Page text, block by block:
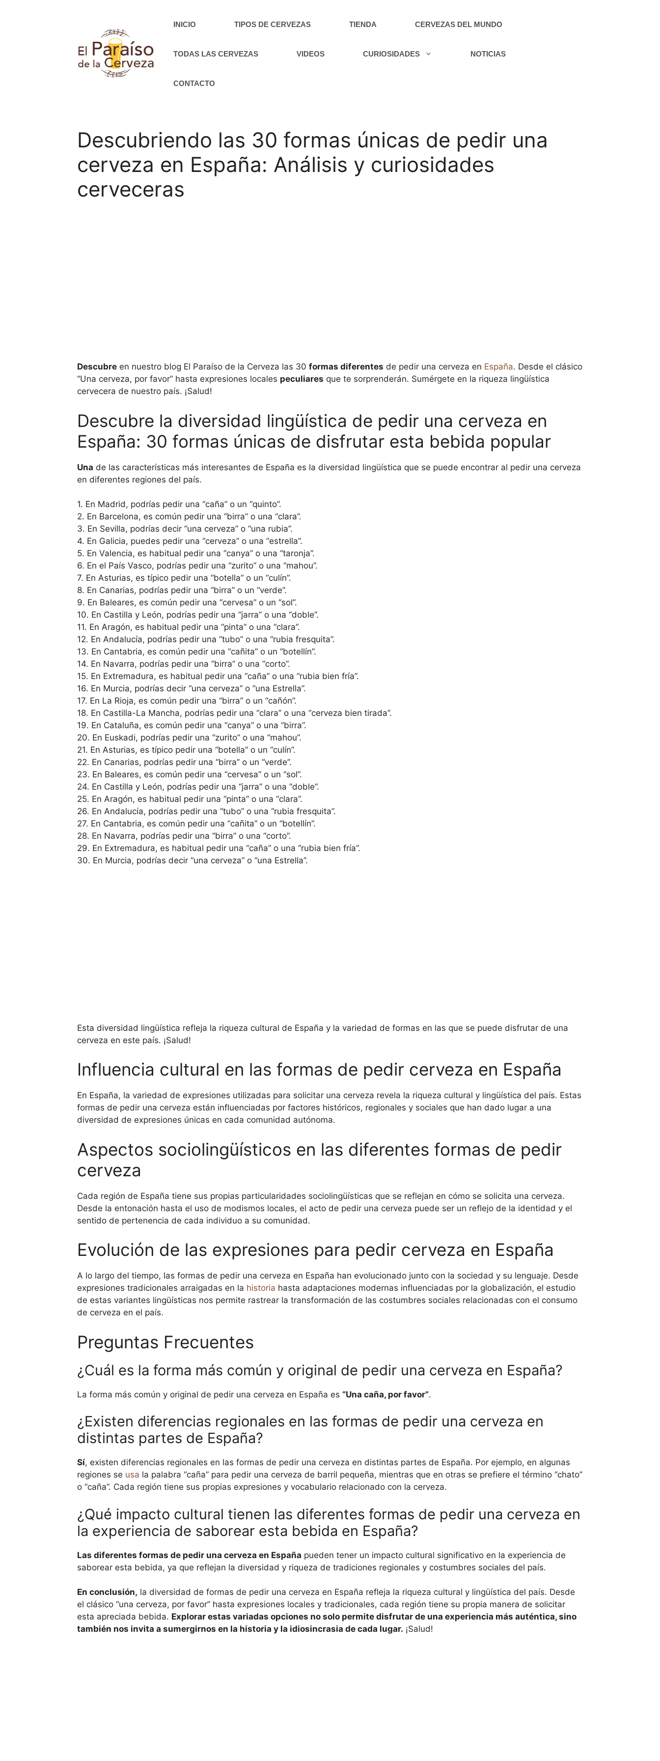
INICIO TIPOS DE CERVEZAS TIENDA CERVEZAS DEL MUNDO
TODAS LAS CERVEZAS VIDEOS CURIOSIDADES NOTICIAS
CONTACTO
Descubriendo las 30 formas únicas de pedir una
cerveza en España: Análisis y curiosidades
cerveceras
Descubre en nuestro blog El Paraíso de la Cerveza las 30 formas diferentes de pedir una cerveza en España. Desde el clásico
“Una cerveza, por favor” hasta expresiones locales peculiares que te sorprenderán. Sumérgete en la riqueza lingüística
cervecera de nuestro país. ¡Salud!
Descubre la diversidad lingüística de pedir una cerveza en
España: 30 formas únicas de disfrutar esta bebida popular
Una de las características más interesantes de España es la diversidad lingüística que se puede encontrar al pedir una cerveza
en diferentes regiones del país.
1. En Madrid, podrías pedir una “caña” o un “quinto”.
2. En Barcelona, es común pedir una “birra” o una “clara”.
3. En Sevilla, podrías decir “una cerveza” o “una rubia”.
4. En Galicia, puedes pedir una “cerveza” o una “estrella”.
5. En Valencia, es habitual pedir una “canya” o una “taronja”.
6. En el País Vasco, podrías pedir una “zurito” o una “mahou”.
7. En Asturias, es típico pedir una “botella” o un “culín”.
8. En Canarias, podrías pedir una “birra” o un “verde”.
9. En Baleares, es común pedir una “cervesa” o un “sol”.
10. En Castilla y León, podrías pedir una “jarra” o una “doble”.
11. En Aragón, es habitual pedir una “pinta” o una “clara”.
12. En Andalucía, podrías pedir una “tubo” o una “rubia fresquita”.
13. En Cantabria, es común pedir una “cañita” o un “botellín”.
14. En Navarra, podrías pedir una “birra” o una “corto”.
15. En Extremadura, es habitual pedir una “caña” o una “rubia bien fría”.
16. En Murcia, podrías decir “una cerveza” o “una Estrella”.
17. En La Rioja, es común pedir una “birra” o un “cañón”.
18. En Castilla-La Mancha, podrías pedir una “clara” o una “cerveza bien tirada”.
19. En Cataluña, es común pedir una “canya” o una “birra”.
20. En Euskadi, podrías pedir una “zurito” o una “mahou”.
21. En Asturias, es típico pedir una “botella” o un “culín”.
22. En Canarias, podrías pedir una “birra” o un “verde”.
23. En Baleares, es común pedir una “cervesa” o un “sol”.
24. En Castilla y León, podrías pedir una “jarra” o una “doble”.
25. En Aragón, es habitual pedir una “pinta” o una “clara”.
26. En Andalucía, podrías pedir una “tubo” o una “rubia fresquita”.
27. En Cantabria, es común pedir una “cañita” o un “botellín”.
28. En Navarra, podrías pedir una “birra” o una “corto”.
29. En Extremadura, es habitual pedir una “caña” o una “rubia bien fría”.
30. En Murcia, podrías decir “una cerveza” o “una Estrella”.
Esta diversidad lingüística refleja la riqueza cultural de España y la variedad de formas en las que se puede disfrutar de una
cerveza en este país. ¡Salud!
Influencia cultural en las formas de pedir cerveza en España
En España, la variedad de expresiones utilizadas para solicitar una cerveza revela la riqueza cultural y lingüística del país. Estas
formas de pedir una cerveza están influenciadas por factores históricos, regionales y sociales que han dado lugar a una
diversidad de expresiones únicas en cada comunidad autónoma.
Aspectos sociolingüísticos en las diferentes formas de pedir
cerveza
Cada región de España tiene sus propias particularidades sociolingüísticas que se reflejan en cómo se solicita una cerveza.
Desde la entonación hasta el uso de modismos locales, el acto de pedir una cerveza puede ser un reflejo de la identidad y el
sentido de pertenencia de cada individuo a su comunidad.
Evolución de las expresiones para pedir cerveza en España
A lo largo del tiempo, las formas de pedir una cerveza en España han evolucionado junto con la sociedad y su lenguaje. Desde
expresiones tradicionales arraigadas en la historia hasta adaptaciones modernas influenciadas por la globalización, el estudio
de estas variantes lingüísticas nos permite rastrear la transformación de las costumbres sociales relacionadas con el consumo
de cerveza en el país.
Preguntas Frecuentes
¿Cuál es la forma más común y original de pedir una cerveza en España?
La forma más común y original de pedir una cerveza en España es “Una caña, por favor”.
¿Existen diferencias regionales en las formas de pedir una cerveza en
distintas partes de España?
Sí, existen diferencias regionales en las formas de pedir una cerveza en distintas partes de España. Por ejemplo, en algunas
regiones se usa la palabra “caña” para pedir una cerveza de barril pequeña, mientras que en otras se prefiere el término “chato”
o “caña”. Cada región tiene sus propias expresiones y vocabulario relacionado con la cerveza.
¿Qué impacto cultural tienen las diferentes formas de pedir una cerveza en
la experiencia de saborear esta bebida en España?
Las diferentes formas de pedir una cerveza en España pueden tener un impacto cultural significativo en la experiencia de
saborear esta bebida, ya que reflejan la diversidad y riqueza de tradiciones regionales y costumbres sociales del país.
En conclusión, la diversidad de formas de pedir una cerveza en España refleja la riqueza cultural y lingüística del país. Desde
el clásico “una cerveza, por favor” hasta expresiones locales y tradicionales, cada región tiene su propia manera de solicitar
esta apreciada bebida. Explorar estas variadas opciones no solo permite disfrutar de una experiencia más auténtica, sino
también nos invita a sumergirnos en la historia y la idiosincrasia de cada lugar. ¡Salud!